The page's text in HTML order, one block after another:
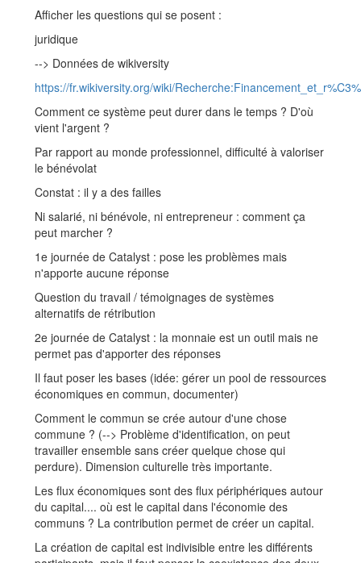
Afficher les questions qui se posent :
juridique
--> Données de wikiversity
https://fr.wikiversity.org/wiki/
Comment ce système peut durer dans le temps ? D'où
vient l'argent ?
Par rapport au monde professionnel, difficulté à valoriser
le bénévolat
Constat : il y a des failles
Ni salarié, ni bénévole, ni entrepreneur : comment ça
peut marcher ?
1e journée de Catalyst : pose les problèmes mais
n'apporte aucune réponse
Question du travail / témoignages de systèmes
alternatifs de rétribution
2e journée de Catalyst : la monnaie est un outil mais ne
permet pas d'apporter des réponses
Il faut poser les bases (idée: gérer un pool de ressources
économiques en commun, documenter)
Comment le commun se crée autour d'une chose
commune ? (--> Problème d'identification, on peut
travailler ensemble sans créer quelque chose qui
perdure). Dimension culturelle très importante.
Les flux économiques sont des flux périphériques autour
du capital.... où est le capital dans l'économie des
communs ? La contribution permet de créer un capital.
La création de capital est indivisible entre les différents